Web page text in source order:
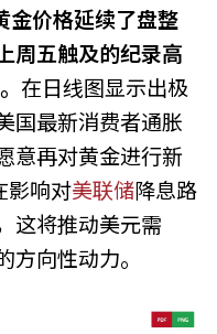
金价格延续了盘整
周五触及的纪录高
在日线图显示出极
国最新消费者通胀
意再对黄金进行新
影响对美联储降息路
这将推动美元需
向性动力。